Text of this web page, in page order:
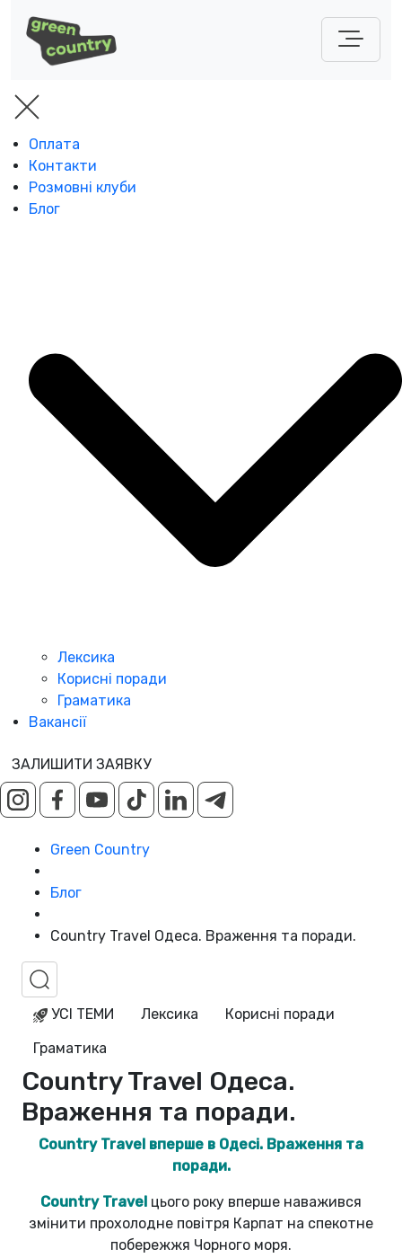
Оплата
Контакти
Розмовні клуби
Блог
Лексика
Корисні поради
Граматика
Вакансії
ЗАЛИШИТИ ЗАЯВКУ
Green Country
Блог
Country Travel Одеса. Враження та поради.
УСІ ТЕМИ Лексика
Корисні поради
Граматика
Country Travel Одеса.
Враження та поради.
Country Travel вперше в Одесі. Враження та
поради.
Country Travel цього року вперше наважився
змінити прохолодне повітря Карпат на спекотне
побережжя Чорного моря.